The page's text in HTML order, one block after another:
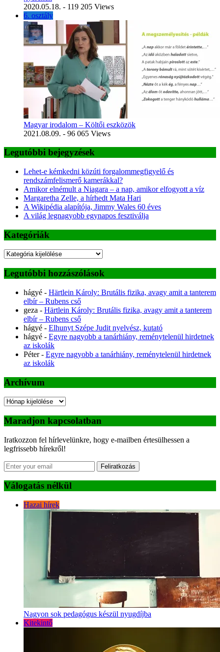
2020.05.18. - 119 205 Views
6. osztály
Magyar irodalom – Költői eszközök
2021.08.09. - 96 065 Views
Legutóbbi bejegyzések
Lehet-e kémkedni közúti forgalommegfigyelő és
rendszámfelismerő kamerákkal?
Amikor elnémult a Niagara – a nap, amikor elfogyott a víz
Margaretha Zelle, a hírhedt Mata Hari
A Wikipédia alapítója, Jimmy Wales 60 éves
A világ legnagyobb egynapos fesztiválja
Kategóriák
Kategóriák
Legutóbbi hozzászólások
hágyé - Härtlein Károly: Brutális fizika, avagy amit a tanterem
elbír – Rubens cső
geza - Härtlein Károly: Brutális fizika, avagy amit a tanterem
elbír – Rubens cső
hágyé - Elhunyt Szépe Judit nyelvész, kutató
hágyé - Egyre nagyobb a tanárhiány, reménytelenül hirdetnek
az iskolák
Péter- Egyre nagyobb a tanárhiány, reménytelenül hirdetnek
az iskolák
Archívum
Archívum
Maradjon kapcsolatban
Iratkozzon fel hírlevelünkre, hogy e-mailben értesülhessen a
legfrissebb hírekről!
Feliratkozás
Válogatás nélkül
Hazai hírek
Nagyon sok pedagógus készül nyugdíjba
Kitekintő